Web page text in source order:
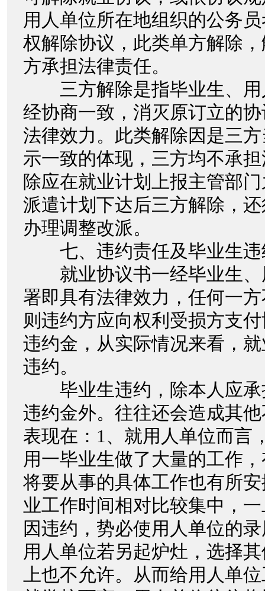
用人单位所在地组织的公务
权解除协议，此类单方解除
方承担法律责任。
三方解除是指毕业生、用
经协商一致，消灭原订立的
法律效力。此类解除因是三
示一致的体现，三方均不承
除应在就业计划上报主管部
派遣计划下达后三方解除，
办理调整改派。
七、违约责任及毕业生违
就业协议书一经毕业生、
署即具有法律效力，任何一
则违约方应向权利受损方支
违约金，从实际情况来看，
违约。
毕业生违约，除本人应承
违约金外。往往还会造成其
表现在：1、就用人单位而言
用一毕业生做了大量的工作
将要从事的具体工作也有所
业工作时间相对比较集中，
因违约，势必使用人单位的
用人单位若另起炉灶，选择
上也不允许。从而给用人单